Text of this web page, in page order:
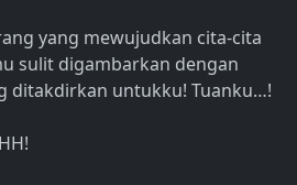
yang mewujudkan cita-cita
sulit digambarkan dengan
ditakdirkan untukku! Tuanku…!